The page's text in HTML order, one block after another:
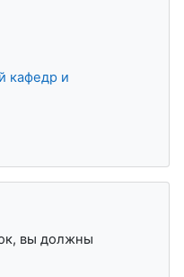
кафедр и
вы должны